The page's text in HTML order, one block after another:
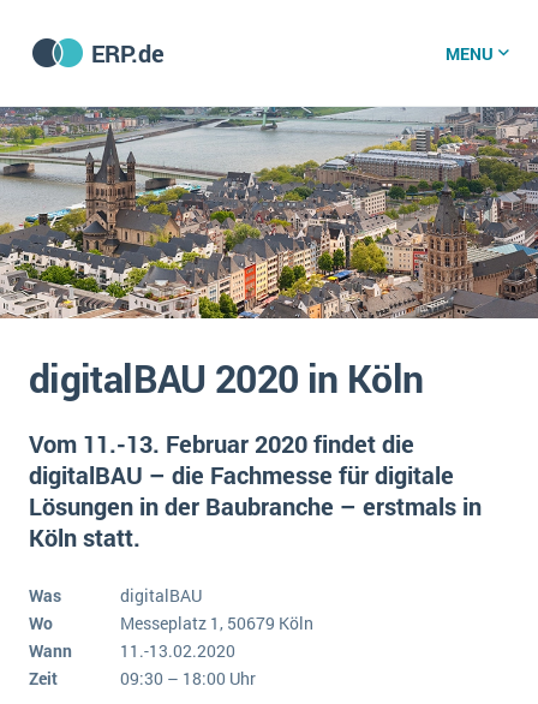
ERP.de
ERP software
Die 15 Schritte einer ERP‑Einführung
Was ist ERP?
Hintergrund
ERP-Software nach Branche
Betriebsgröße
Funktionalitäten
Kosten
Vergleich
Auswahl
Einführung
ERP vergleichen
ERP für jede Branche
ERP-Software nach Branchen
Ämter
Bau
Bildungseinrichtungen
E-commerce
Einzelhandel
Finanzen
Grosshandel
ERP Wissenszentrum
Vorgestellt
Die 4 Komponenten eines CRM-Systems
Was ist ERP?
ERP-Experten
Über uns
DSGVO/GDPR
Impressum
MENU
digitalBAU 2020 in Köln
Vom 11.-13. Februar 2020 findet die
digitalBAU – die Fachmesse für digitale
Lösungen in der Baubranche – erstmals in
Köln statt.
Was
digitalBAU
Wo
Messeplatz 1, 50679 Köln
Wann
11.-13.02.2020
Zeit
09:30 – 18:00 Uhr